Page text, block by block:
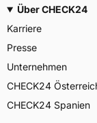
Über CHECK24
Karriere
Presse
Unternehmen
CHECK24
CHECK24 Spanien